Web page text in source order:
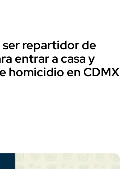
repartidor de
entrar a casa y
homicidio en CDMX